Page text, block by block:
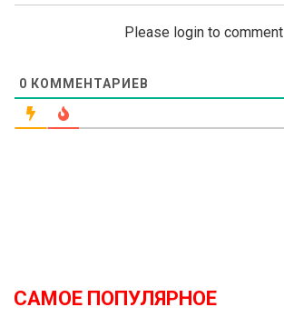
Please login to comment
0 КОММЕНТАРИЕВ
САМОЕ ПОПУЛЯРНОЕ